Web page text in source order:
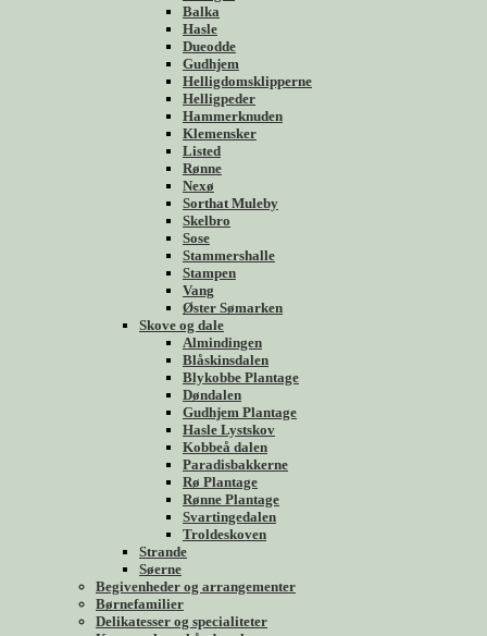
Balka
Hasle
Dueodde
Gudhjem
Helligdomsklipperne
Helligpeder
Hammerknuden
Klemensker
Listed
Rønne
Nexø
Sorthat Muleby
Skelbro
Sose
Stammershalle
Stampen
Vang
Øster Sømarken
Skove og dale
Almindingen
Blåskinsdalen
Blykobbe Plantage
Døndalen
Gudhjem Plantage
Hasle Lystskov
Kobbeå dalen
Paradisbakkerne
Rø Plantage
Rønne Plantage
Svartingedalen
Troldeskoven
Strande
Søerne
Begivenheder og arrangementer
Børnefamilier
Delikatesser og specialiteter